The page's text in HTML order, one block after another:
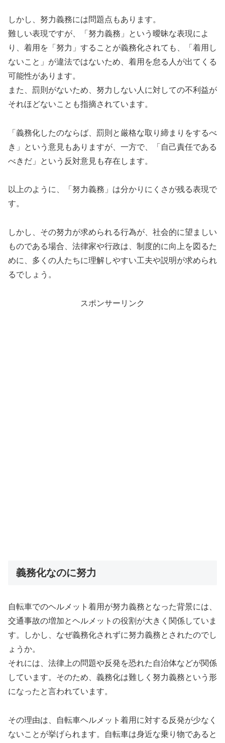
しかし、努力義務には問題点もあります。
難しい表現ですが、「努力義務」という曖昧な表現によ
り、着用を「努力」することが義務化されても、「着用し
ないこと」が違法ではないため、着用を怠る人が出てくる
可能性があります。
また、罰則がないため、努力しない人に対しての不利益が
それほどないことも指摘されています。
「義務化したのならば、罰則と厳格な取り締まりをするべ
き」という意見もありますが、一方で、「自己責任である
べきだ」という反対意見も存在します。
以上のように、「努力義務」は分かりにくさが残る表現で
す。
しかし、その努力が求められる行為が、社会的に望ましい
ものである場合、法律家や行政は、制度的に向上を図るた
めに、多くの人たちに理解しやすい工夫や説明が求められ
るでしょう。
スポンサーリンク
義務化なのに努力
自転車でのヘルメット着用が努力義務となった背景には、
交通事故の増加とヘルメットの役割が大きく関係していま
す。しかし、なぜ義務化されずに努力義務とされたのでし
ょうか。
それには、法律上の問題や反発を恐れた自治体などが関係
しています。そのため、義務化は難しく努力義務という形
になったと言われています。
その理由は、自転車ヘルメット着用に対する反発が少なく
ないことが挙げられます。自転車は身近な乗り物であると